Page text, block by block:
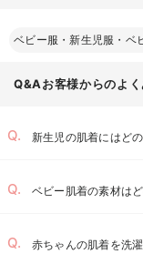
ベビー服・新生児服・ベ
Q&Aお客様からのよ
新生児の肌着にはど
ベビー肌着の素材は
赤ちゃんの肌着を洗